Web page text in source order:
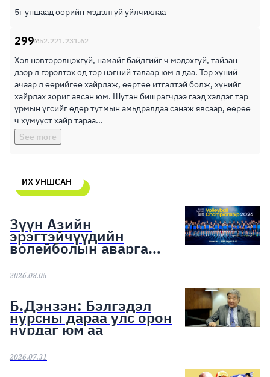
5г уншаад өөрийн мэдэлгүй уйлчихлаа
299 52.221.231.62
Хэл нэвтэрэлцэхгүй, намайг байдгийг ч мэдэхгүй, тайзан
дээр л гэрэлтэх од тэр нэгний талаар юм л даа. Тэр хүний
ачаар л өөрийгөө хайрлаж, өөртөө итгэлтэй болж, хүнийг
хайрлах зориг авсан юм. Шүтэн бишрэгчдээ гээд хэлдэг тэр
урмын үгсийг өдөр тутмын амьдралдаа санаж явсаар, өөрөө
ч хүмүүст хайр тараа...
See more
ИХ УНШСАН
Зүүн Азийн
эрэгтэйчүүдийн
волейболын аварга
шалгаруулах тэмцээн
эхэллээ
2026.08.05
Б.Дэнзэн: Бэлгэдэл
нурсны дараа улс орон
нурдаг юм аа
2026.07.31